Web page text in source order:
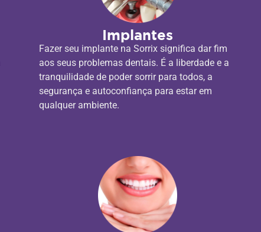
Implantes
Fazer seu implante na Sorrix significa dar fim
aos seus problemas dentais. É a liberdade e a
tranquilidade de poder sorrir para todos, a
segurança e autoconfiança para estar em
qualquer ambiente.